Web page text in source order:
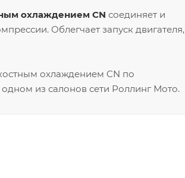
охлаждением CN соединяет и
Облегчает запуск двигателя,
охлаждением CN по
из салонов сети Роллинг Мото.